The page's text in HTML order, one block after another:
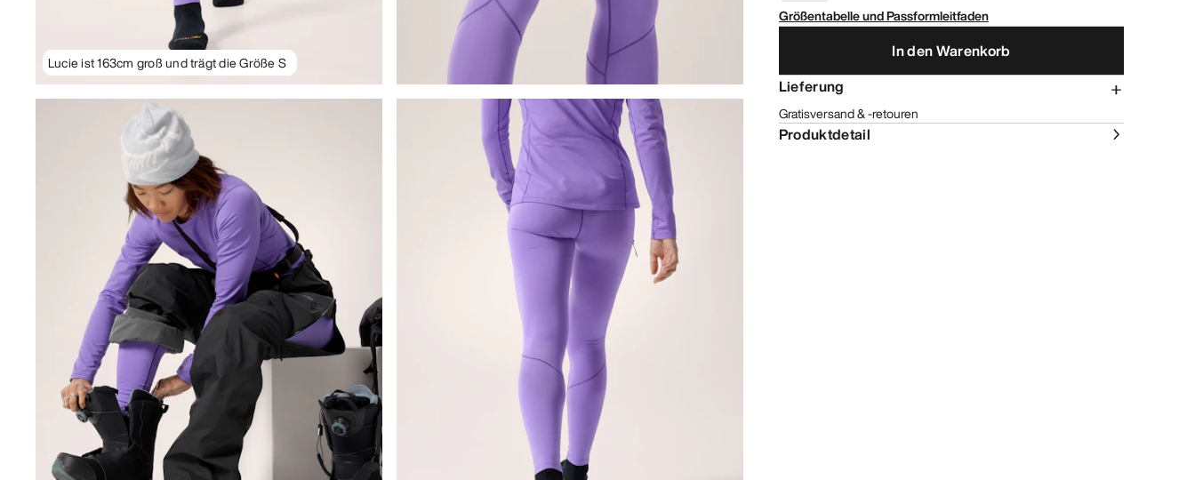
Lucie ist 163cm groß und trägt die Größe S
Größentabelle und Passformleitfaden
In den Warenkorb
Lieferung
Gratisversand & -retouren
Produktdetail